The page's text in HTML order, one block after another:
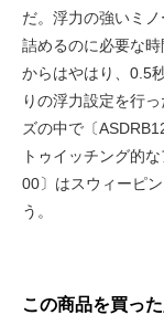
だ。浮力の強いミ
詰めるのに必要な
からはやはり、0.5
りの浮力設定を行
ズの中で〔
トゥイッチング的
00〕はスウィーピ
う。
この商品を買っ